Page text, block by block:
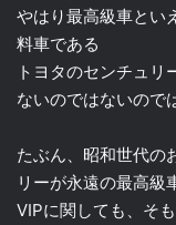
やはり最高級車とい
料車である
トヨタのセンチュ
ないのではないので
たぶん、昭和世代の
リーが永遠の最高級
VIPに関しても、そ